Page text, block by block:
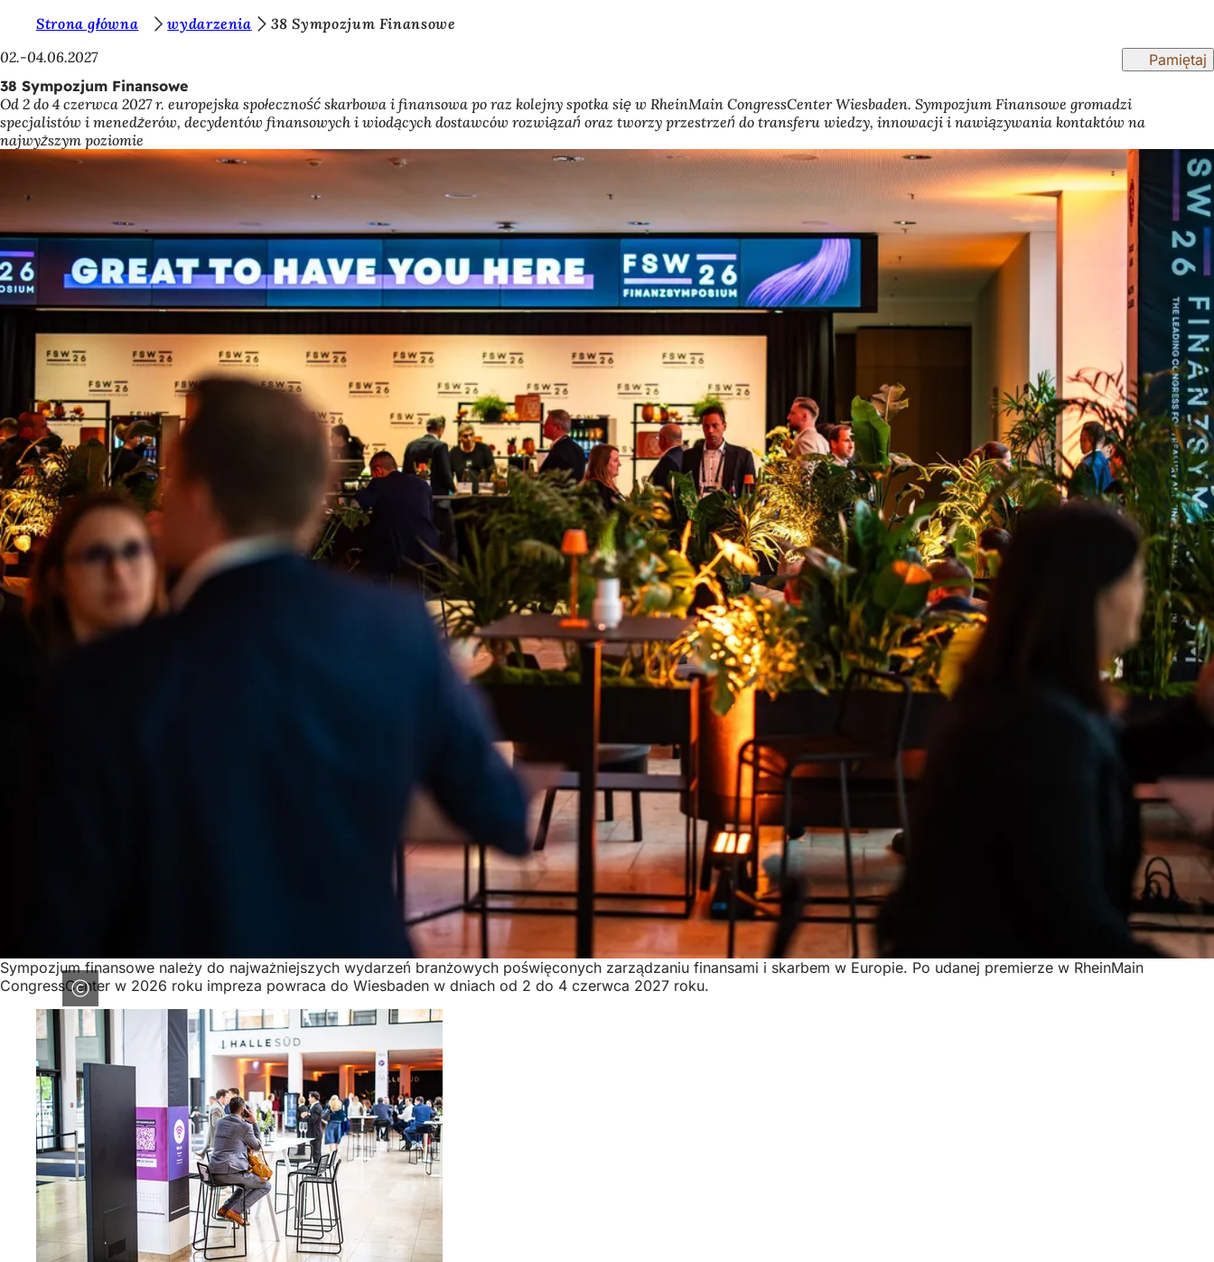
Przejdź do treści
e
s
t
e
ś
u
t
a
j
Strona główna wydarzenia
38 Sympozjum Finansowe
02.-04.06.2027
Pamiętaj
38 Sympozjum Finansowe
Od 2 do 4 czerwca 2027 r. europejska społeczność skarbowa i finansowa po raz kolejny spotka się w RheinMain CongressCenter Wiesbaden. Sympozjum Finansowe gromadzi
specjalistów i menedżerów, decydentów finansowych i wiodących dostawców rozwiązań oraz tworzy przestrzeń do transferu wiedzy, innowacji i nawiązywania kontaktów na
najwyższym poziomie
Sympozjum finansowe należy do najważniejszych wydarzeń branżowych poświęconych zarządzaniu finansami i skarbem w Europie. Po udanej premierze w RheinMain
CongressCenter w 2026 roku impreza powraca do Wiesbaden w dniach od 2 do 4 czerwca 2027 roku.